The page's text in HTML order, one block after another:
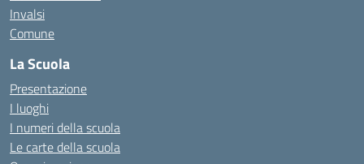
Invalsi
Comune
La Scuola
Presentazione
I luoghi
I numeri della scuola
Le carte della scuola